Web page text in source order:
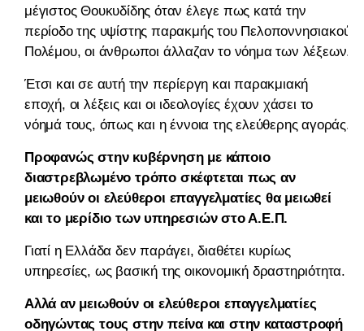
μέγιστος Θουκυδίδης όταν έλεγε πως κατά την
περίοδο της υψίστης παρακμής του Πελοποννησιακού
Πολέμου, οι άνθρωποι άλλαζαν το νόημα των λέξεων.
Έτσι και σε αυτή την περίεργη και παρακμιακή
εποχή, οι λέξεις και οι ιδεολογίες έχουν χάσει το
νόημά τους, όπως και η έννοια της ελεύθερης αγοράς.
Προφανώς στην κυβέρνηση με κάποιο
διαστρεβλωμένο τρόπο σκέφτεται πως αν
μειωθούν οι ελεύθεροι επαγγελματίες θα μειωθεί
και το μερίδιο των υπηρεσιών στο Α.Ε.Π.
Γιατί η Ελλάδα δεν παράγει, διαθέτει κυρίως
υπηρεσίες, ως βασική της οικονομική δραστηριότητα.
Αλλά αν μειωθούν οι ελεύθεροι επαγγελματίες
οδηγώντας τους στην πείνα και στην καταστροφή